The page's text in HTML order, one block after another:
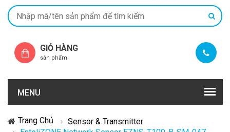
GIỎ HÀNG
sản phẩm
MENU
Trang Chủ
Sensor & Transmitter